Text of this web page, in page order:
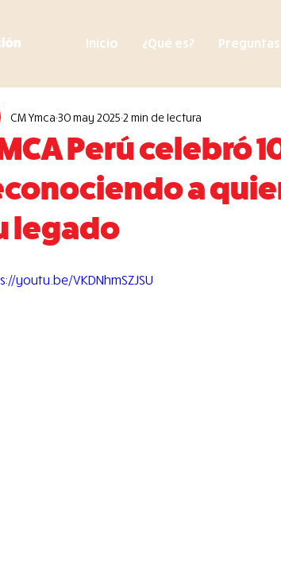
Inicio ¿Qué es?
Perú celebró
a
legado
CM Ymca 30 may 2025 2 min de lectura
youtu.be/VKDNhmSZJSU